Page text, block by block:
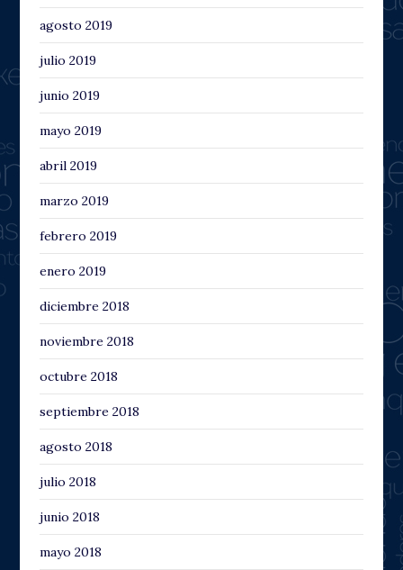
agosto 2019
julio 2019
junio 2019
mayo 2019
abril 2019
marzo 2019
febrero 2019
enero 2019
diciembre 2018
noviembre 2018
octubre 2018
septiembre 2018
agosto 2018
julio 2018
junio 2018
mayo 2018